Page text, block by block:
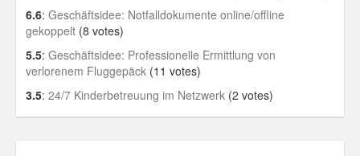
6.6: Geschäftsidee: Notfalldokumente online/offline
gekoppelt (8 votes)
5.5: Geschäftsidee: Professionelle Ermittlung von
verlorenem Fluggepäck (11 votes)
3.5: 24/7 Kinderbetreuung im Netzwerk (2 votes)